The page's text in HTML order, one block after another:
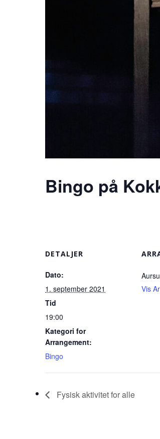
Bingo på
DETALJER
Dato:
1. september 2021
Tid
19:00
Kategori for
Arrangement:
Bingo
Vis
Fysisk aktivitet for alle